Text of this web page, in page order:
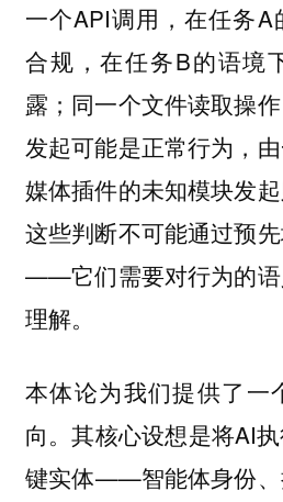
一个API调用，在任务
合规，在任务B的语境
露；同一个文件读取操
发起可能是正常行为，
媒体插件的未知模块发起
这些判断不可能通过预
——它们需要对行为的语
理解。
本体论为我们提供了一
向。其核心设想是将AI
键实体——智能体身份、